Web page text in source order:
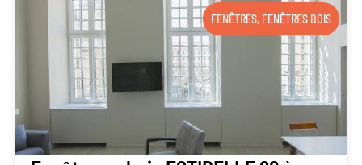
FENÊTRES, FENÊTRES BOIS